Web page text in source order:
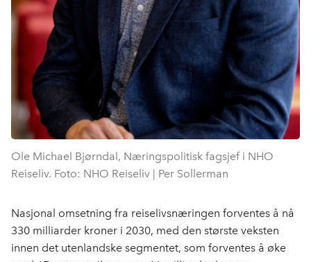
Ole Michael Bjørndal, Næringspolitisk fagsjef i NHO
Reiseliv. Foto: NHO Reiseliv | Per Sollerman
Nasjonal omsetning fra reiselivsnæringen forventes å nå
330 milliarder kroner i 2030, med den største veksten
innen det utenlandske segmentet, som forventes å øke